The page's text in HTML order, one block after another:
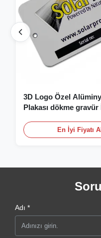
3D Logo Özel
Plakası dökme gravür
En İyi Fiyatı
Adı *